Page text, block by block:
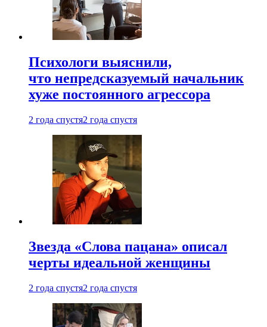
Психологи выяснили,
что непредсказуемый начальник
хуже постоянного агрессора
2 года спустя2 года спустя
Звезда «Слова пацана» описал
черты идеальной женщины
2 года спустя2 года спустя